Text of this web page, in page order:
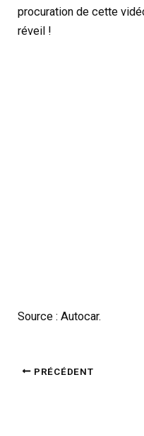
procuration de cette
réveil !
Source : Autocar.
PRÉCÉDENT